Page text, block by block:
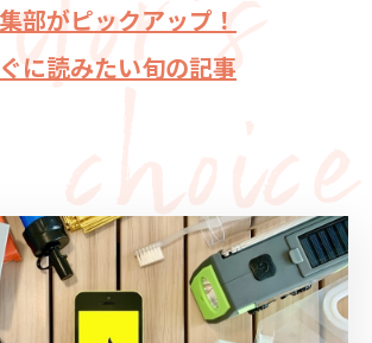
部がピックアップ！
に読みたい旬の記事